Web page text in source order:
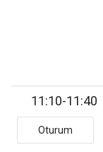
11:10-11:40
Oturum